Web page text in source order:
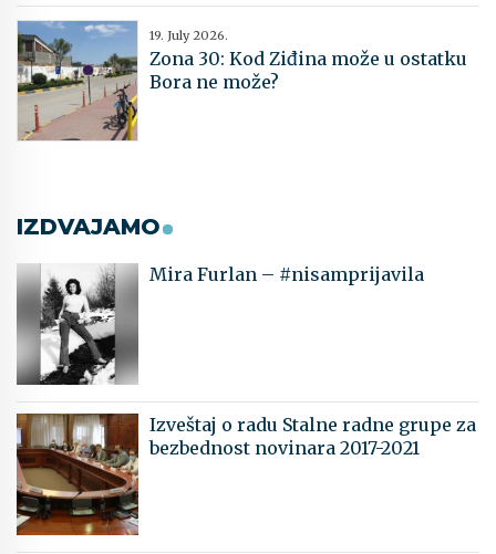
19. July 2026.
Zona 30: Kod Ziđina može u ostatku
Bora ne može?
IZDVAJAMO
Mira Furlan – #nisamprijavila
Izveštaj o radu Stalne radne grupe za
bezbednost novinara 2017-2021